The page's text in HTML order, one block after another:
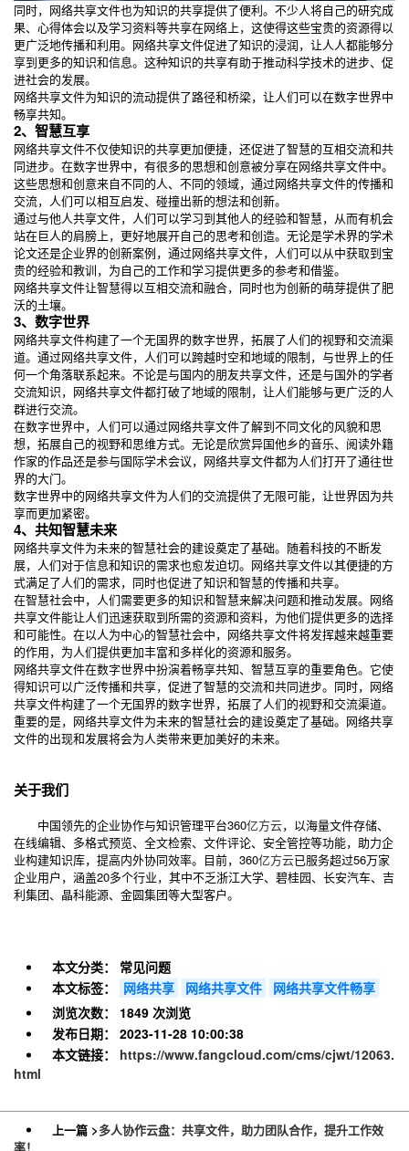
同时，网络共享文件也为知识的共享提供了便利。不少人将自己的研究成
果、心得体会以及学习资料等共享在网络上，这使得这些宝贵的资源得以
更广泛地传播和利用。网络共享文件促进了知识的浸润，让人人都能够分
享到更多的知识和信息。这种知识的共享有助于推动科学技术的进步、促
进社会的发展。
网络共享文件为知识的流动提供了路径和桥梁，让人们可以在数字世界中
畅享共知。
2、智慧互享
网络共享文件不仅使知识的共享更加便捷，还促进了智慧的互相交流和共
同进步。在数字世界中，有很多的思想和创意被分享在网络共享文件中。
这些思想和创意来自不同的人、不同的领域，通过网络共享文件的传播和
交流，人们可以相互启发、碰撞出新的想法和创新。
通过与他人共享文件，人们可以学习到其他人的经验和智慧，从而有机会
站在巨人的肩膀上，更好地展开自己的思考和创造。无论是学术界的学术
论文还是企业界的创新案例，通过网络共享文件，人们可以从中获取到宝
贵的经验和教训，为自己的工作和学习提供更多的参考和借鉴。
网络共享文件让智慧得以互相交流和融合，同时也为创新的萌芽提供了肥
沃的土壤。
3、数字世界
网络共享文件构建了一个无国界的数字世界，拓展了人们的视野和交流渠
道。通过网络共享文件，人们可以跨越时空和地域的限制，与世界上的任
何一个角落联系起来。不论是与国内的朋友共享文件，还是与国外的学者
交流知识，网络共享文件都打破了地域的限制，让人们能够与更广泛的人
群进行交流。
在数字世界中，人们可以通过网络共享文件了解到不同文化的风貌和思
想，拓展自己的视野和思维方式。无论是欣赏异国他乡的音乐、阅读外籍
作家的作品还是参与国际学术会议，网络共享文件都为人们打开了通往世
界的大门。
数字世界中的网络共享文件为人们的交流提供了无限可能，让世界因为共
享而更加紧密。
4、共知智慧未来
网络共享文件为未来的智慧社会的建设奠定了基础。随着科技的不断发
展，人们对于信息和知识的需求也愈发迫切。网络共享文件以其便捷的方
式满足了人们的需求，同时也促进了知识和智慧的传播和共享。
在智慧社会中，人们需要更多的知识和智慧来解决问题和推动发展。网络
共享文件能让人们迅速获取到所需的资源和资料，为他们提供更多的选择
和可能性。在以人为中心的智慧社会中，网络共享文件将发挥越来越重要
的作用，为人们提供更加丰富和多样化的资源和服务。
网络共享文件在数字世界中扮演着畅享共知、智慧互享的重要角色。它使
得知识可以广泛传播和共享，促进了智慧的交流和共同进步。同时，网络
共享文件构建了一个无国界的数字世界，拓展了人们的视野和交流渠道。
重要的是，网络共享文件为未来的智慧社会的建设奠定了基础。网络共享
文件的出现和发展将会为人类带来更加美好的未来。
关于我们
中国领先的企业协作与知识管理平台360亿方云，以海量文件存储、
在线编辑、多格式预览、全文检索、文件评论、安全管控等功能，助力企
业构建知识库，提高内外协同效率。目前，360亿方云已服务超过56万家
企业用户，涵盖20多个行业，其中不乏浙江大学、碧桂园、长安汽车、吉
利集团、晶科能源、金圆集团等大型客户。
本文分类：
常见问题
本文标签：
网络共享 网络共享文件
网络共享文件畅享
浏览次数：
1849 次浏览
发布日期：
2023-11-28 10:00:38
本文链接：
https://www.fangcloud.com/cms/cjwt/12063.
html
上一篇 >多人协作云盘：共享文件，助力团队合作，提升工作效
率！